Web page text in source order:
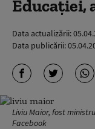
Educaţiei,
Data actualizării:
Data publicării:
Liviu Maior, fost
Facebook